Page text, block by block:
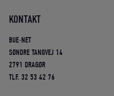
KONTAKT
BUE-NET
SØNDRE TANGVEJ 14
2791 DRAGØR
TLF. 32 53 42 76